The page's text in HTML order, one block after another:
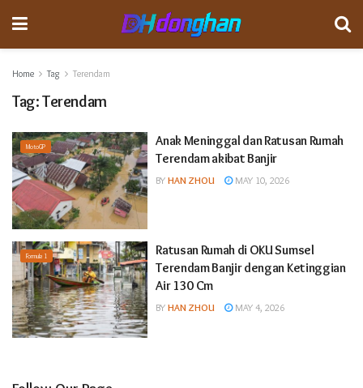
Home Tag Terendam
Tag:Terendam
MotoGP
Anak Meninggal dan Ratusan Rumah
Terendam akibat Banjir
BY HAN ZHOU MAY 10, 2026
Formula 1
Ratusan Rumah di OKU Sumsel
Terendam Banjir dengan Ketinggian
Air 130 Cm
BY HAN ZHOU MAY 4, 2026